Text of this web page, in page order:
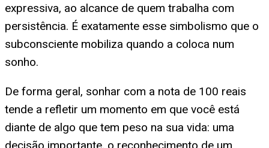
expressiva, ao alcance de quem trabalha com
persistência. É exatamente esse simbolismo que o
subconsciente mobiliza quando a coloca num
sonho.
De forma geral, sonhar com a nota de 100 reais
tende a refletir um momento em que você está
diante de algo que tem peso na sua vida: uma
decisão importante, o reconhecimento de um